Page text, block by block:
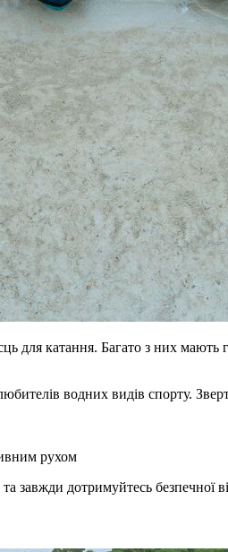
для катання. Багато з них
водних видів спорту.
рухом
завжди дотримуйтесь безпечної